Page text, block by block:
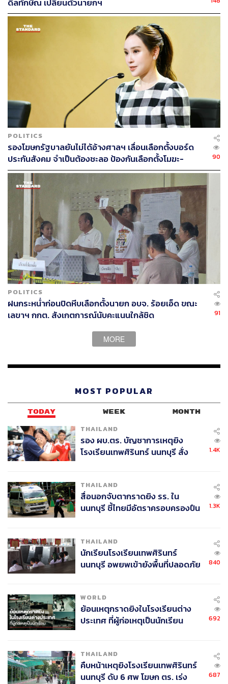
ดีลทักษิณ เปลี่ยนตัวนายกฯ
POLITICS
รองโฆษกรัฐบาลยันไม่ได้อ้างศาลฯ เลื่อนเลือกตั้งบอร์ด
ประกันสังคม จำเป็นต้องชะลอ ป้องกันเลือกตั้งโมฆะ-
ปกป้องสิทธิผู้ประกันตน
90
POLITICS
ฝนกระหน่ำก่อนปิดหีบเลือกตั้งนายก อบจ. ร้อยเอ็ด ขณะ
เลขาฯ กกต. สังเกตการณ์นับคะแนนใกล้ชิด
91
MORE
MOST POPULAR
TODAY WEEK MONTH
THAILAND
รอง ผบ.ตร. บัญชาการเหตุยิง
โรงเรียนเทพศิรินทร์ นนทบุรี สั่ง
1.4K
THAILAND
สื่อนอกจับตากราดยิง รร. ใน
นนทบุรี ชี้ไทยมีอัตราครอบครองปืน
1.3K
THAILAND
นักเรียนโรงเรียนเทพศิรินทร์
นนทบุรี อพยพเข้ายังพื้นที่ปลอดภัย
840
WORLD
ย้อนเหตุกราดยิงในโรงเรียนต่าง
ประเทศ ที่ผู้ก่อเหตุเป็นนักเรียน
692
THAILAND
คืบหน้าเหตุยิงโรงเรียนเทพศิรินทร์
นนทบุรี ดับ 6 ศพ โฆษก ตร. เร่ง
687